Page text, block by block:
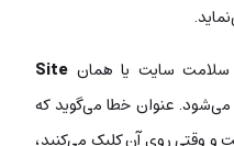
سایت یا همان Site
عنوان خطا می‌گوید که